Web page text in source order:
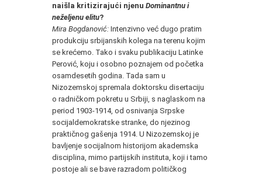
naišla kritizirajući njenu Dominantnu i
neželjenu elitu?
Mira Bogdanović: Intenzivno već dugo pratim
produkciju srbijanskih kolega na terenu kojim
se krećemo. Tako i svaku publikaciju Latinke
Perović, koju i osobno poznajem od početka
osamdesetih godina. Tada sam u
Nizozemskoj spremala doktorsku disertaciju
o radničkom pokretu u Srbiji, s naglaskom na
period 1903-1914, od osnivanja Srpske
socijaldemokratske stranke, do njezinog
praktičnog gašenja 1914. U Nizozemskoj je
bavljenje socijalnom historijom akademska
disciplina, mimo partijskih instituta, koji i tamo
postoje ali se bave razradom političkog